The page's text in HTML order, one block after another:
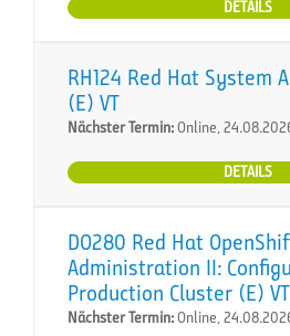
DETAILS
RH124 Red Hat System
(E) VT
Nächster Termin:Online,
DETAILS
DO280 Red Hat
Administration II:
Production Cluster (E) VT
Nächster Termin:Online,